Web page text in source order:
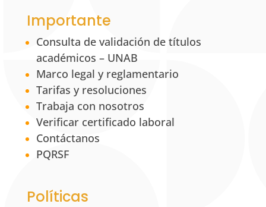
Importante
Consulta de validación de títulos
académicos – UNAB
Marco legal y reglamentario
Tarifas y resoluciones
Trabaja con nosotros
Verificar certificado laboral
Contáctanos
PQRSF
Políticas